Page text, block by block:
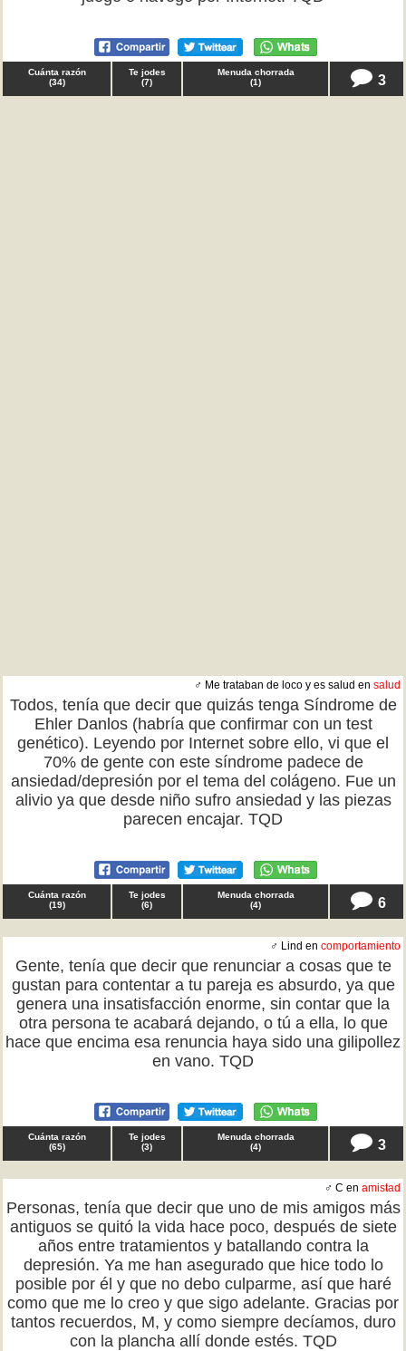
Cuánta razón
(34)
Te jodes
(7)
Menuda chorrada
(1) 3
♂ Me trataban de loco y es salud en salud
Todos, tenía que decir que quizás tenga Síndrome de
Ehler Danlos (habría que confirmar con un test
genético). Leyendo por Internet sobre ello, vi que el
70% de gente con este síndrome padece de
ansiedad/depresión por el tema del colágeno. Fue un
alivio ya que desde niño sufro ansiedad y las piezas
parecen encajar. TQD
Cuánta razón
(19)
Te jodes
(6)
Menuda chorrada
(4) 6
♂ Lind en comportamiento
Gente, tenía que decir que renunciar a cosas que te
gustan para contentar a tu pareja es absurdo, ya que
genera una insatisfacción enorme, sin contar que la
otra persona te acabará dejando, o tú a ella, lo que
hace que encima esa renuncia haya sido una gilipollez
en vano. TQD
Cuánta razón
(65)
Te jodes
(3)
Menuda chorrada
(4) 3
♂ C en amistad
Personas, tenía que decir que uno de mis amigos más
antiguos se quitó la vida hace poco, después de siete
años entre tratamientos y batallando contra la
depresión. Ya me han asegurado que hice todo lo
posible por él y que no debo culparme, así que haré
como que me lo creo y que sigo adelante. Gracias por
tantos recuerdos, M, y como siempre decíamos, duro
con la plancha allí donde estés. TQD